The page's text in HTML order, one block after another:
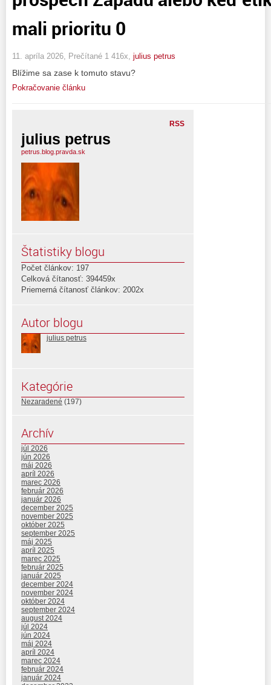
mali prioritu 0
11. apríla 2026, Prečítané 1 416x, julius petrus
Blížime sa zase k tomuto stavu?
Pokračovanie článku
RSS
julius petrus
petrus.blog.pravda.sk
Štatistiky blogu
Počet článkov: 197
Celková čítanosť: 394459x
Priemerná čítanosť článkov: 2002x
Autor blogu
julius petrus
Kategórie
Nezaradené (197)
Archív
júl 2026
jún 2026
máj 2026
apríl 2026
marec 2026
február 2026
január 2026
december 2025
november 2025
október 2025
september 2025
máj 2025
apríl 2025
marec 2025
február 2025
január 2025
december 2024
november 2024
október 2024
september 2024
august 2024
júl 2024
jún 2024
máj 2024
apríl 2024
marec 2024
február 2024
január 2024